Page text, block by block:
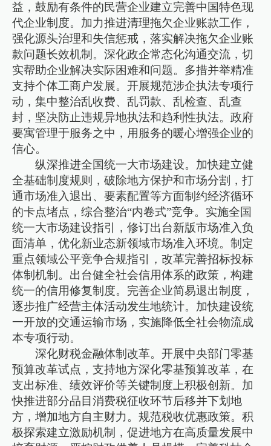
益，鼓励有条件的民营企业建立完善中国特色现
代企业制度。加力推进清理拖欠企业账款工作，
强化源头治理和失信惩戒，落实解决拖欠企业账
款问题长效机制。深化政企常态化沟通交流，切
实帮助企业解决实际困难和问题。多措并举精准
支持个体工商户发展。开展规范涉企执法专项行
动，集中整治乱收费、乱罚款、乱检查、乱查
封，坚决防止违规异地执法和趋利性执法。政府
要寓管理于服务之中，用服务的暖心增强企业的
信心。
纵深推进全国统一大市场建设。加快建立健
全基础制度规则，破除地方保护和市场分割，打
通市场准入退出、要素配置等方面制约经济循环
的卡点堵点，综合整治“内卷式”竞争。实施全国
统一大市场建设指引，修订出台新版市场准入负
面清单，优化新业态新领域市场准入环境。制定
重点领域公平竞争合规指引，改革完善招标投标
体制机制。出台健全社会信用体系的政策，构建
统一的信用修复制度。完善企业简易退出制度，
逐步推广经营主体活动发生地统计。加快建设统
一开放的交通运输市场，实施降低全社会物流成
本专项行动。
深化财税金融体制改革。开展中央部门零基
预算改革试点，支持地方深化零基预算改革，在
支出标准、绩效评价等关键制度上积极创新。加
快推进部分品目消费税征收环节后移并下划地
方，增加地方自主财力。规范税收优惠政策。积
极探索建立激励机制，促进地方在高质量发展中